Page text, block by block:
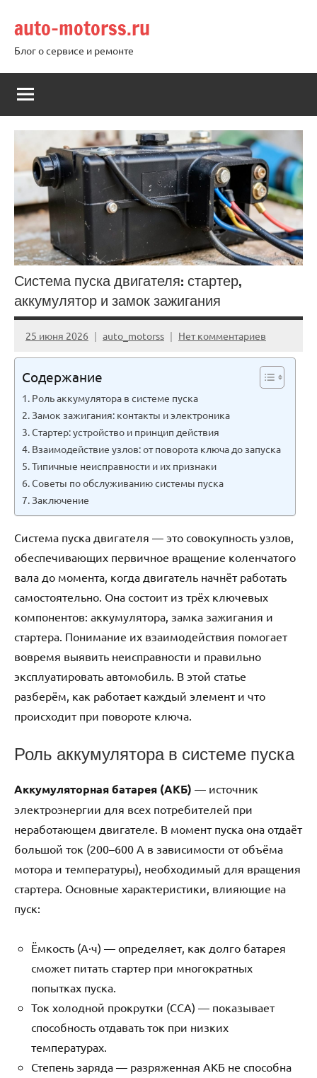
содержимому
auto-motorss.ru
Блог о сервисе и ремонте
Система пуска двигателя: стартер,
аккумулятор и замок зажигания
25 июня 2026 auto_motorss Нет комментариев
Содержание
Роль аккумулятора в системе пуска
Замок зажигания: контакты и электроника
Стартер: устройство и принцип действия
Взаимодействие узлов: от поворота ключа до запуска
Типичные неисправности и их признаки
Советы по обслуживанию системы пуска
Заключение
Система пуска двигателя — это совокупность узлов,
обеспечивающих первичное вращение коленчатого
вала до момента, когда двигатель начнёт работать
самостоятельно. Она состоит из трёх ключевых
компонентов: аккумулятора, замка зажигания и
стартера. Понимание их взаимодействия помогает
вовремя выявить неисправности и правильно
эксплуатировать автомобиль. В этой статье
разберём, как работает каждый элемент и что
происходит при повороте ключа.
Роль аккумулятора в системе пуска
Аккумуляторная батарея (АКБ) — источник
электроэнергии для всех потребителей при
неработающем двигателе. В момент пуска она отдаёт
большой ток (200–600 А в зависимости от объёма
мотора и температуры), необходимый для вращения
стартера. Основные характеристики, влияющие на
пуск:
Ёмкость (А·ч) — определяет, как долго батарея
сможет питать стартер при многократных
попытках пуска.
Ток холодной прокрутки (CCA) — показывает
способность отдавать ток при низких
температурах.
Степень заряда — разряженная АКБ не способна